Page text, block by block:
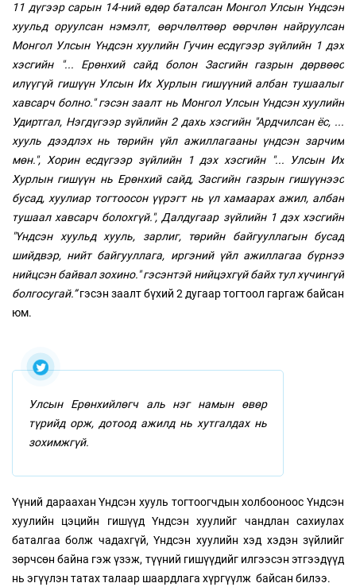
11 дүгээр сарын 14-ний өдөр баталсан Монгол Улсын Үндсэн
хуульд оруулсан нэмэлт, өөрчлөлтөөр өөрчлөн найруулсан
Монгол Улсын Үндсэн хуулийн Гучин есдүгээр зүйлийн 1 дэх
хэсгийн "... Ерөнхий сайд болон Засгийн газрын дөрвөөс
илүүгүй гишүүн Улсын Их Хурлын гишүүний албан тушаалыг
хавсарч болно." гэсэн заалт нь Монгол Улсын Үндсэн хуулийн
Удиртгал, Нэгдүгээр зүйлийн 2 дахь хэсгийн "Ардчилсан ёс, ...
хууль дээдлэх нь төрийн үйл ажиллагааны үндсэн зарчим
мөн.", Хорин есдүгээр зүйлийн 1 дэх хэсгийн "... Улсын Их
Хурлын гишүүн нь Ерөнхий сайд, Засгийн газрын гишүүнээс
бусад, хуулиар тогтоосон үүрэгт нь үл хамаарах ажил, албан
тушаал хавсарч болохгүй.", Далдугаар зүйлийн 1 дэх хэсгийн
"Үндсэн хуульд хууль, зарлиг, төрийн байгууллагын бусад
шийдвэр, нийт байгууллага, иргэний үйл ажиллагаа бүрнээ
нийцсэн байвал зохино." гэсэнтэй нийцэхгүй байх тул хүчингүй
болгосугай.”гэсэн заалт бүхий 2 дугаар тогтоол гаргаж байсан
юм.
Улсын Ерөнхийлөгч аль нэг намын өвөр
түрийд орж, дотоод ажилд нь хутгалдах нь
зохимжгүй.
Үүний дараахан Үндсэн хууль тогтоогчдын холбооноос Үндсэн
хуулийн цэцийн гишүүд Үндсэн хуулийг чандлан сахиулах
баталгаа болж чадахгүй, Үндсэн хуулийн хэд хэдэн зүйлийг
зөрчсөн байна гэж үзэж, түүний гишүүдийг илгээсэн этгээдүүд
нь эгүүлэн татах талаар шаардлага хүргүүлж байсан билээ.